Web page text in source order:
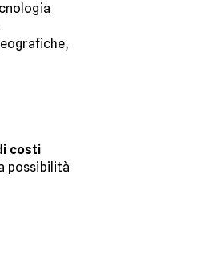
costi
possibilità